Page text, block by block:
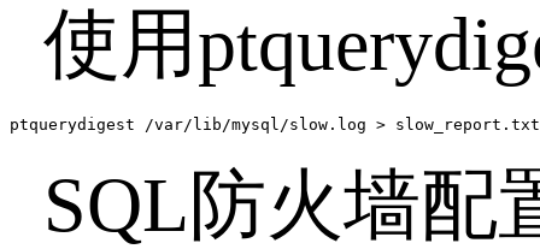
使用
ptquerydigest /var/lib/mysql/slow.log > slow_report.txt
SQL防火墙配